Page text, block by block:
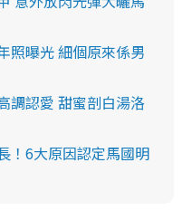
照曝光 細個原來係男
調認愛 甜蜜剖白湯洛
！6大原因認定馬國明